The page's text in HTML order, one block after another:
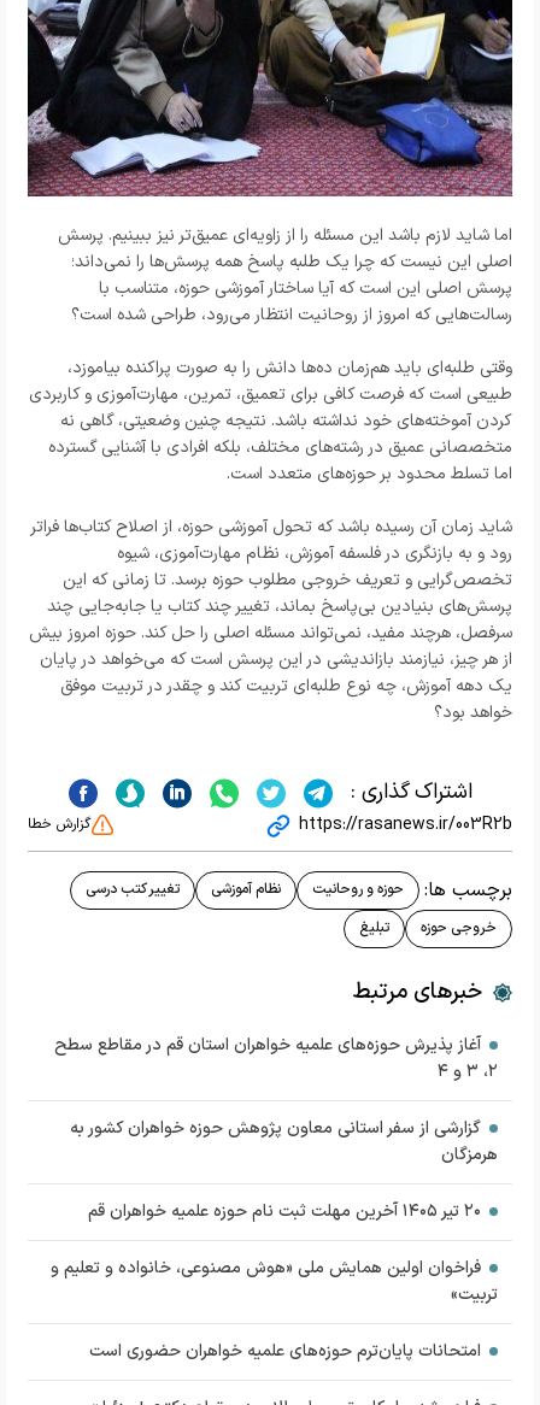
اما شاید لازم باشد این مسئله را از زاویه‌ای عمیق‌تر نیز ببینیم. پرسش
اصلی این نیست که چرا یک طلبه پاسخ همه پرسش‌ها را نمی‌داند؛
پرسش اصلی این است که آیا ساختار آموزشی حوزه، متناسب با
رسالت‌هایی که امروز از روحانیت انتظار می‌رود، طراحی شده است؟
وقتی طلبه‌ای باید هم‌زمان ده‌ها دانش را به صورت پراکنده بیاموزد،
طبیعی است که فرصت کافی برای تعمیق، تمرین، مهارت‌آموزی و کاربردی
کردن آموخته‌های خود نداشته باشد. نتیجه چنین وضعیتی، گاهی نه
متخصصانی عمیق در رشته‌های مختلف، بلکه افرادی با آشنایی گسترده
اما تسلط محدود بر حوزه‌های متعدد است.
شاید زمان آن رسیده باشد که تحول آموزشی حوزه، از اصلاح کتاب‌ها فراتر
رود و به بازنگری در فلسفه آموزش، نظام مهارت‌آموزی، شیوه
تخصص‌گرایی و تعریف خروجی مطلوب حوزه برسد. تا زمانی که این
پرسش‌های بنیادین بی‌پاسخ بماند، تغییر چند کتاب یا جابه‌جایی چند
سرفصل، هرچند مفید، نمی‌تواند مسئله اصلی را حل کند. حوزه امروز بیش
از هر چیز، نیازمند بازاندیشی در این پرسش است که می‌خواهد در پایان
یک دهه آموزش، چه نوع طلبه‌ای تربیت کند و چقدر در تربیت موفق
خواهد بود؟
اشتراک گذاری :
https://rasanews.ir/003R2b گزارش خطا
برچسب ها: حوزه و روحانیت نظام آموزشی
تغییر کتب درسی
خروجی حوزه
تبلیغ
خبرهای مرتبط
آغاز پذیرش حوزه‌های علمیه خواهران استان قم در مقاطع سطح
۲، ۳ و ۴
گزارشی از سفر استانی معاون پژوهش حوزه‌ خواهران کشور به
هرمزگان
۲۰ تیر ۱۴۰۵ آخرین مهلت ثبت نام حوزه علمیه خواهران قم
فراخوان اولین همایش ملی «هوش مصنوعی، خانواده و تعلیم و
تربیت»
امتحانات پایان‌ترم حوزه‌های علمیه خواهران حضوری است